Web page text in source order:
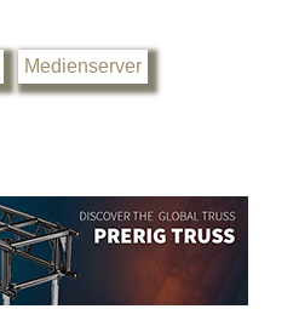
Medienserver